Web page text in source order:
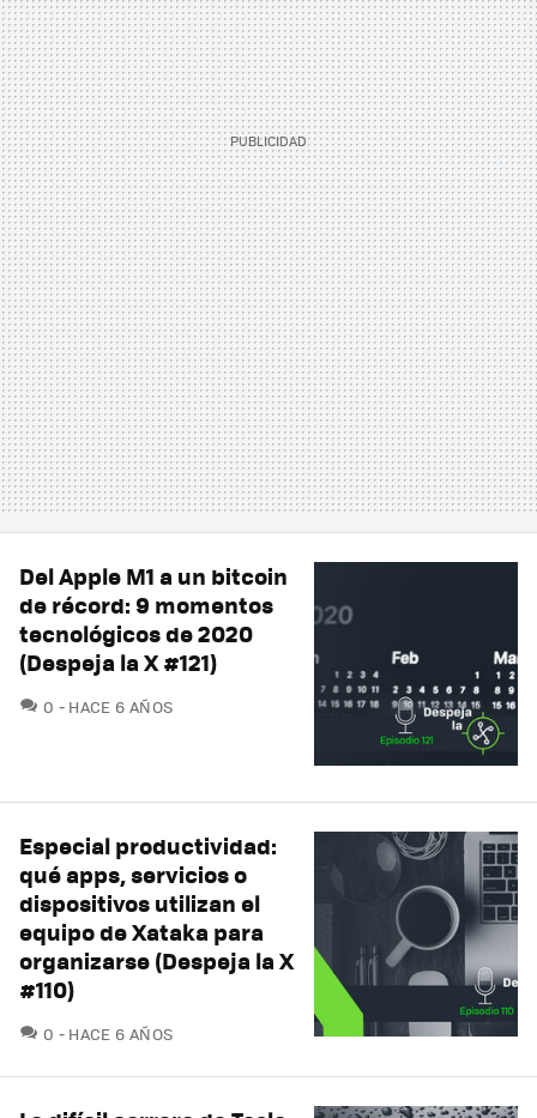
Del Apple M1 a un bitcoin
de récord: 9 momentos
tecnológicos de 2020
(Despeja la X #121)
0 COMENTARIOS
HACE 6 AÑOS
Especial productividad:
qué apps, servicios o
dispositivos utilizan el
equipo de Xataka para
organizarse (Despeja la X
#110)
0 COMENTARIOS
HACE 6 AÑOS